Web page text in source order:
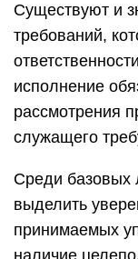
Существуют и
требований,
исполнение
рассмотрения
служащего
Среди базовых
выделить
принимаемых
наличие